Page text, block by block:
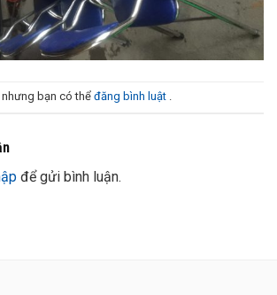
bạn có thể đăng bình luật .
để gửi bình luận.